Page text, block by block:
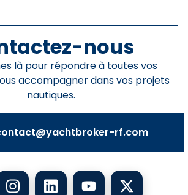
nous
là pour répondre à toutes vos
accompagner dans vos projets
nautiques.
rf.com